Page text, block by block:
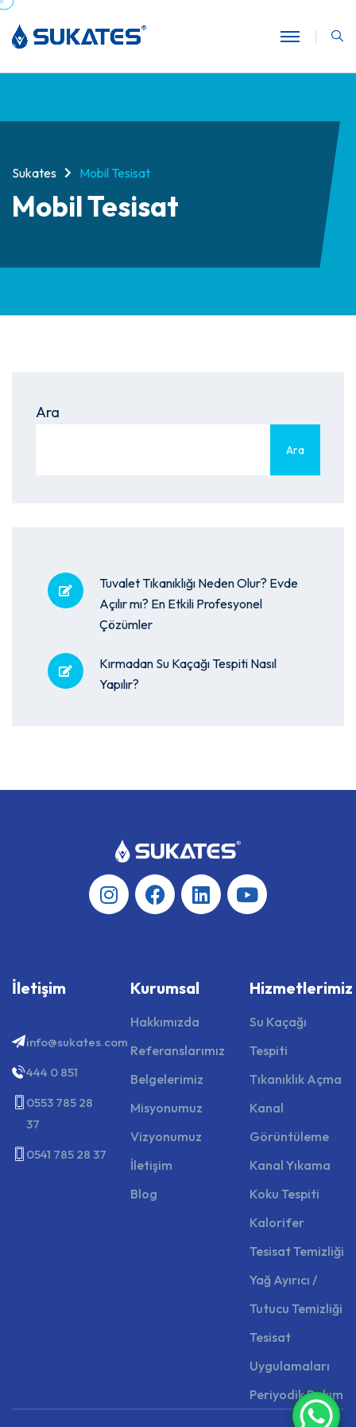
Sukates Mobil Tesisat
Mobil Tesisat
Ara
Ara
Tuvalet Tıkanıklığı Neden Olur? Evde
Açılır mı? En Etkili Profesyonel
Çözümler
Kırmadan Su Kaçağı Tespiti Nasıl
Yapılır?
İletişim
info@sukates.com
444 0 851
0553 785 28
37
0541 785 28 37
Kurumsal
Hakkımızda
Referanslarımız
Belgelerimiz
Misyonumuz
Vizyonumuz
İletişim
Blog
Hizmetlerimiz
Su Kaçağı
Tespiti
Tıkanıklık Açma
Kanal
Görüntüleme
Kanal Yıkama
Koku Tespiti
Kalorifer
Tesisat Temizliği
Yağ Ayırıcı /
Tutucu Temizliği
Tesisat
Uygulamaları
Periyodik Bakım